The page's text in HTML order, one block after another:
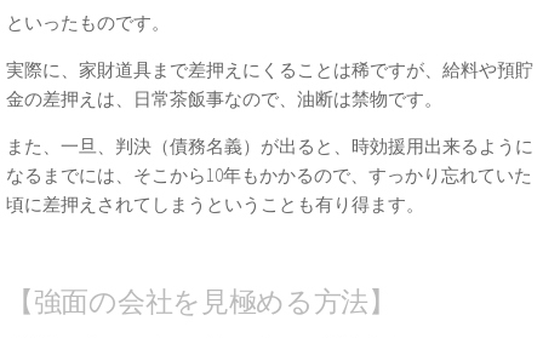
といったものです。
実際に、家財道具まで差押えにくることは稀ですが、給料や預貯
金の差押えは、日常茶飯事なので、油断は禁物です。
また、一旦、判決（債務名義）が出ると、時効援用出来るように
なるまでには、そこから10年もかかるので、すっかり忘れていた
頃に差押えされてしまうということも有り得ます。
【強面の会社を見極める方法】